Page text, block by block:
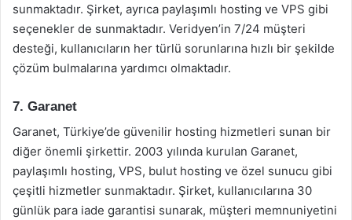
sunmaktadır. Şirket, ayrıca paylaşımlı hosting ve VPS gibi
seçenekler de sunmaktadır. Veridyen’in 7/24 müşteri
desteği, kullanıcıların her türlü sorunlarına hızlı bir şekilde
çözüm bulmalarına yardımcı olmaktadır.
7. Garanet
Garanet, Türkiye’de güvenilir hosting hizmetleri sunan bir
diğer önemli şirkettir. 2003 yılında kurulan Garanet,
paylaşımlı hosting, VPS, bulut hosting ve özel sunucu gibi
çeşitli hizmetler sunmaktadır. Şirket, kullanıcılarına 30
günlük para iade garantisi sunarak, müşteri memnuniyetini